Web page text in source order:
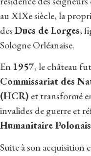
au XIXe siècle, la
desDucs de Lorges,
Sologne Orléanaise.
En 1957, le château
Commissariat des
(HCR) et transformé
invalides de guerre et
Humanitaire Polonais
Suite à son acquisition